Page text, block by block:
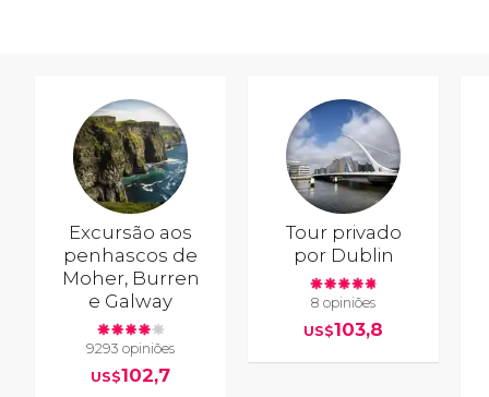
Excursão aos
penhascos de
Moher, Burren
e Galway
9293 opiniões
US$102,7
Tour privado
por Dublin
8 opiniões
US$103,8